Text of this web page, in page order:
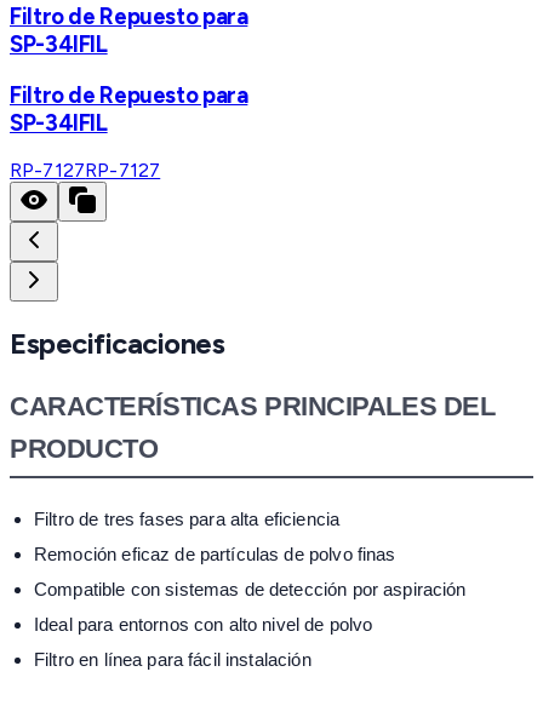
Filtro de Repuesto para
SP-34IFIL
Filtro de Repuesto para
SP-34IFIL
RP-7127RP-7127
Especificaciones
CARACTERÍSTICAS PRINCIPALES DEL
PRODUCTO
Filtro de tres fases para alta eficiencia
Remoción eficaz de partículas de polvo finas
Compatible con sistemas de detección por aspiración
Ideal para entornos con alto nivel de polvo
Filtro en línea para fácil instalación